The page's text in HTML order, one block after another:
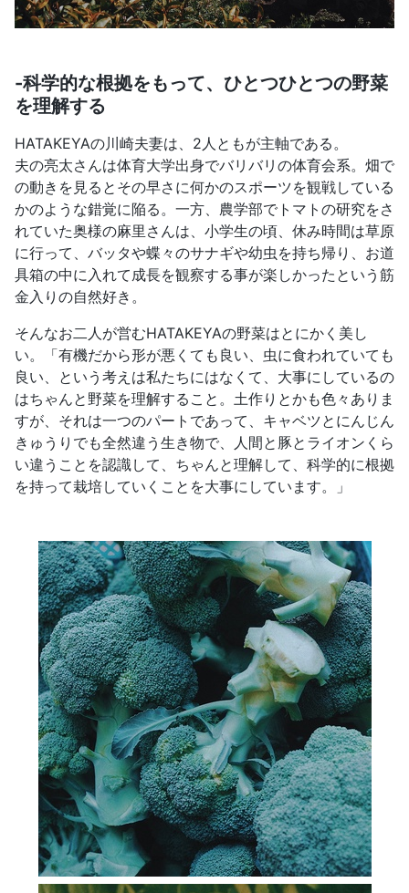
-科学的な根拠をもって、ひとつひとつの野菜
を理解する
HATAKEYAの川崎夫妻は、2人ともが主軸である。
夫の亮太さんは体育大学出身でバリバリの体育会系。畑で
の動きを見るとその早さに何かのスポーツを観戦している
かのような錯覚に陥る。一方、農学部でトマトの研究をさ
れていた奥様の麻里さんは、小学生の頃、休み時間は草原
に行って、バッタや蝶々のサナギや幼虫を持ち帰り、お道
具箱の中に入れて成長を観察する事が楽しかったという筋
金入りの自然好き。
そんなお二人が営むHATAKEYAの野菜はとにかく美し
い。「有機だから形が悪くても良い、虫に食われていても
良い、という考えは私たちにはなくて、大事にしているの
はちゃんと野菜を理解すること。土作りとかも色々ありま
すが、それは一つのパートであって、キャベツとにんじん
きゅうりでも全然違う生き物で、人間と豚とライオンくら
い違うことを認識して、ちゃんと理解して、科学的に根拠
を持って栽培していくことを大事にしています。」